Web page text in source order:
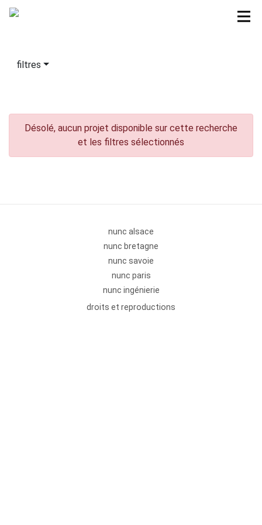
filtres
Désolé, aucun projet disponible sur cette recherche
et les filtres sélectionnés
nunc alsace
nunc bretagne
nunc savoie
nunc paris
nunc ingénierie
droits et reproductions